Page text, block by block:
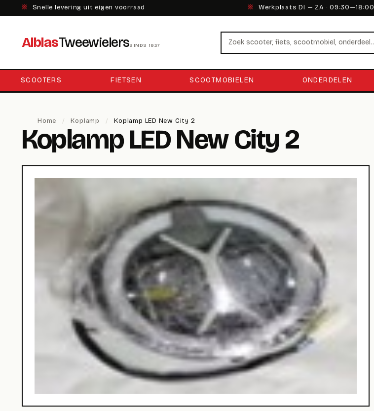
※ Snelle levering uit eigen voorraad ※ Werkplaats DI — ZA · 09:30—18:00
AlblasTweewielersSINDS 1937
Zoeken
SCOOTERS FIETSEN SCOOTMOBIELEN ONDERDELEN
Home / Koplamp / Koplamp LED New City 2
Koplamp LED New City 2